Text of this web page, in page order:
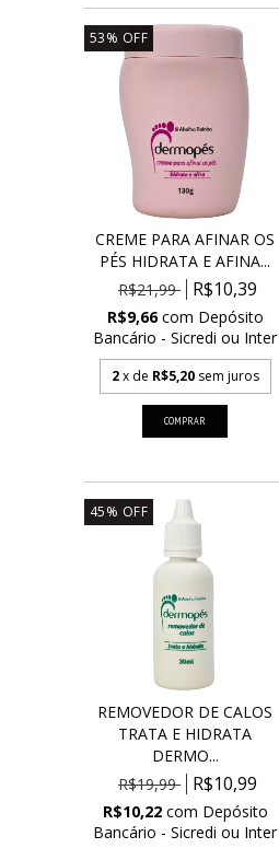
53% OFF
CREME PARA AFINAR OS
PÉS HIDRATA E AFINA...
R$21,99
R$10,39
R$9,66com Depósito
Bancário - Sicredi ou Inter
2 x de R$5,20 sem juros
45% OFF
REMOVEDOR DE CALOS
TRATA E HIDRATA
DERMO...
R$19,99
R$10,99
R$10,22 com Depósito
Bancário - Sicredi ou Inter